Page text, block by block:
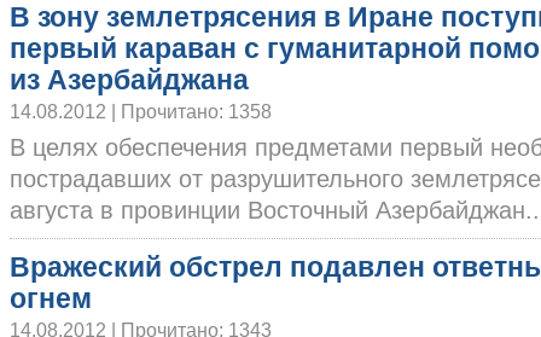
В зону землетрясения в Иране
первый караван с гуманитарной
из Азербайджана
14.08.2012 | Прочитано: 1358
В целях обеспечения предметами первый
пострадавших от разрушительного
августа в провинции Восточный
Вражеский обстрел подавлен
огнем
14.08.2012 | Прочитано: 1343